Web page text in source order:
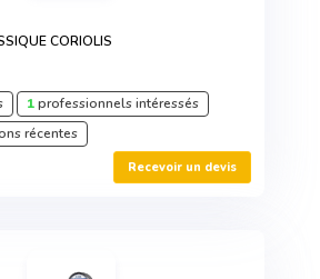
CORIOLIS
1professionnels intéressés
récentes
Recevoir un devis